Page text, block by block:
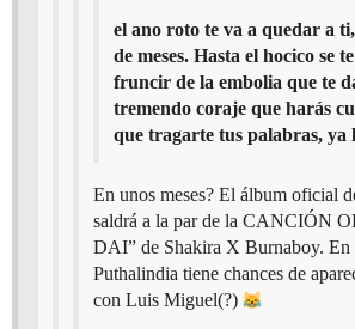
el ano roto te va a quedar a
de meses. Hasta el hocico se
fruncir de la embolia que te
tremendo coraje que harás
que tragarte tus palabras, ya
En unos meses? El álbum oficial
saldrá a la par de la CANCIÓN
DAI” de Shakira X Burnaboy. En
Puthalindia tiene chances de
con Luis Miguel(?)